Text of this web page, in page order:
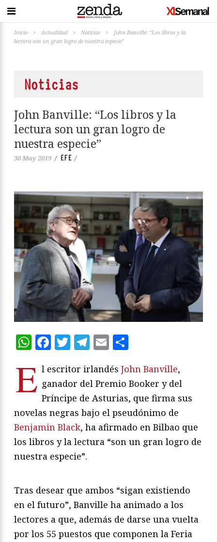
Inicio > Actualidad > Noticias >
John Banville: “Los libros y la
lectura son un gran logro de nuestra especie”
Noticias
John Banville: “Los libros y la
lectura son un gran logro de
nuestra especie”
30 May 2019 / EFE /
WhatsApp
Facebook
Twitter
Telegram
Email
E l escritor irlandés John Banville,
ganador del Premio Booker y del
Príncipe de Asturias, que firma sus
novelas negras bajo el pseudónimo de
Benjamin Black, ha afirmado en Bilbao que
los libros y la lectura “son un gran logro de
nuestra especie”.
Tras desear que ambos “sigan existiendo
en el futuro”, Banville ha animado a los
lectores a que, además de darse una vuelta
por los 55 puestos que componen la Feria